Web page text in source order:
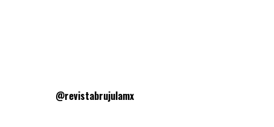
@revistabrujulamx